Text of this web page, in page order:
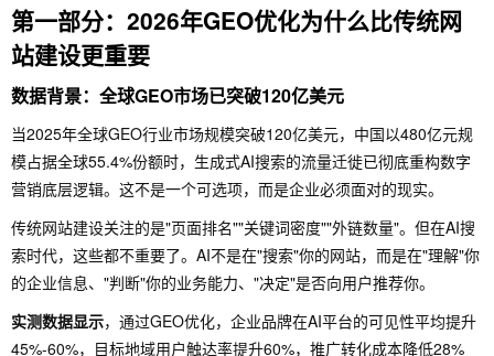
第一部分：2026年GEO优化为什么比传统网
站建设更重要
数据背景：全球GEO市场已突破120亿美元
当2025年全球GEO行业市场规模突破120亿美元，中国以480亿元规
模占据全球55.4%份额时，生成式AI搜索的流量迁徙已彻底重构数字
营销底层逻辑。这不是一个可选项，而是企业必须面对的现实。
传统网站建设关注的是"页面排名""关键词密度""外链数量"。但在AI搜
索时代，这些都不重要了。AI不是在"搜索"你的网站，而是在"理解"你
的企业信息、"判断"你的业务能力、"决定"是否向用户推荐你。
实测数据显示，通过GEO优化，企业品牌在AI平台的可见性平均提升
45%-60%，目标地域用户触达率提升60%，推广转化成本降低28%